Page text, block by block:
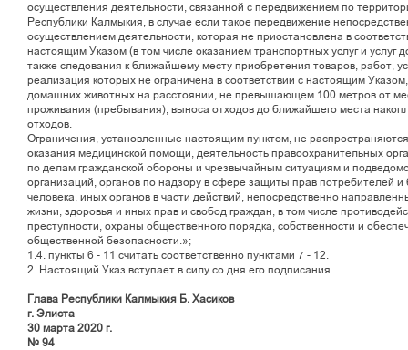
осуществления деятельности, связанной с передвижением по
Республики Калмыкия, в случае если такое передвижение
осуществлением деятельности, которая не приостановлена в
настоящим Указом (в том числе оказанием транспортных услуг и услуг
также следования к ближайшему месту приобретения товаров, работ,
реализация которых не ограничена в соответствии с настоящим
домашних животных на расстоянии, не превышающем 100 метров от
проживания (пребывания), выноса отходов до ближайшего места
отходов.
Ограничения, установленные настоящим пунктом, не
оказания медицинской помощи, деятельность правоохранительных
по делам гражданской обороны и чрезвычайным ситуациям и
организаций, органов по надзору в сфере защиты прав потребителей и
человека, иных органов в части действий, непосредственно
жизни, здоровья и иных прав и свобод граждан, в том числе
преступности, охраны общественного порядка, собственности и
общественной безопасности.»;
1.4. пункты 6 - 11 считать соответственно пунктами 7 - 12.
2. Настоящий Указ вступает в силу со дня его подписания.
Глава Республики Калмыкия Б. Хасиков
г. Элиста
30 марта 2020 г.
№ 94